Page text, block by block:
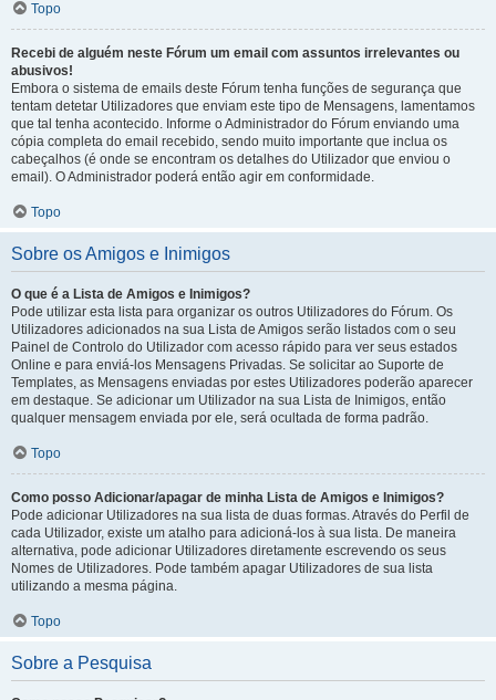
Topo
Recebi de alguém neste Fórum um email com assuntos irrelevantes ou
abusivos!
Embora o sistema de emails deste Fórum tenha funções de segurança que
tentam detetar Utilizadores que enviam este tipo de Mensagens, lamentamos
que tal tenha acontecido. Informe o Administrador do Fórum enviando uma
cópia completa do email recebido, sendo muito importante que inclua os
cabeçalhos (é onde se encontram os detalhes do Utilizador que enviou o
email). O Administrador poderá então agir em conformidade.
Topo
Sobre os Amigos e Inimigos
O que é a Lista de Amigos e Inimigos?
Pode utilizar esta lista para organizar os outros Utilizadores do Fórum. Os
Utilizadores adicionados na sua Lista de Amigos serão listados com o seu
Painel de Controlo do Utilizador com acesso rápido para ver seus estados
Online e para enviá-los Mensagens Privadas. Se solicitar ao Suporte de
Templates, as Mensagens enviadas por estes Utilizadores poderão aparecer
em destaque. Se adicionar um Utilizador na sua Lista de Inimigos, então
qualquer mensagem enviada por ele, será ocultada de forma padrão.
Topo
Como posso Adicionar/apagar de minha Lista de Amigos e Inimigos?
Pode adicionar Utilizadores na sua lista de duas formas. Através do Perfil de
cada Utilizador, existe um atalho para adicioná-los à sua lista. De maneira
alternativa, pode adicionar Utilizadores diretamente escrevendo os seus
Nomes de Utilizadores. Pode também apagar Utilizadores de sua lista
utilizando a mesma página.
Topo
Sobre a Pesquisa